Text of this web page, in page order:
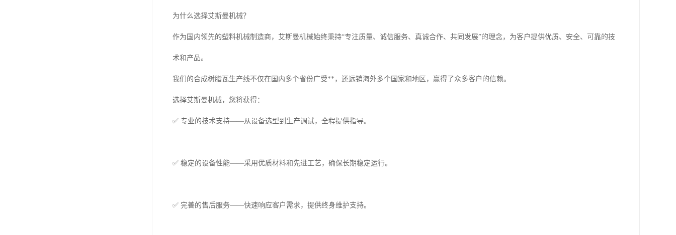
为什么选择艾斯曼机械？
作为国内领先的塑料机械制造商，艾斯曼机械始终秉持“专注质量、诚信服务、真诚合作、共同发展”的理念，为客户提供优质、安全、可靠的技
术和产品。
我们的合成树脂瓦生产线不仅在国内多个省份广受**，还远销海外多个国家和地区，赢得了众多客户的信赖。
选择艾斯曼机械，您将获得：
✅ 专业的技术支持——从设备选型到生产调试，全程提供指导。
✅ 稳定的设备性能——采用优质材料和先进工艺，确保长期稳定运行。
✅ 完善的售后服务——快速响应客户需求，提供终身维护支持。